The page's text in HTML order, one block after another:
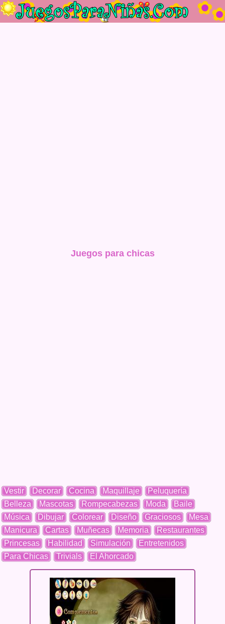
Juegos para chicas
Vestir Decorar Cocina Maquillaje
Peluquería
Belleza
Mascotas Rompecabezas Moda
Baile
Música
Dibujar Colorear Diseño Graciosos
Mesa
Manicura
Cartas Muñecas Memoria
Restaurantes
Princesas
Habilidad Simulación
Entretenidos
Para Chicas
Trivials El Ahorcado